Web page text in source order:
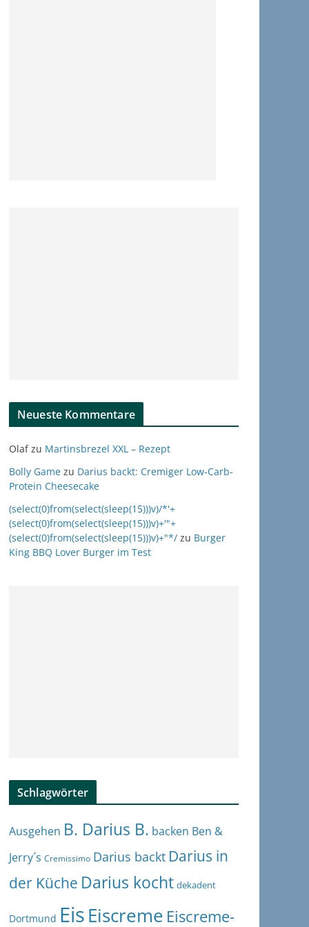
Neueste Kommentare
Olafzu Martinsbrezel XXL – Rezept
Bolly Game zu Darius backt: Cremiger Low-Carb-
Protein Cheesecake
(select(0)from(select(sleep(15)))v)/*'+
(select(0)from(select(sleep(15)))v)+'"+
(select(0)from(select(sleep(15)))v)+"*/ zu Burger
King BBQ Lover Burger im Test
Schlagwörter
Ausgehen B. Darius B. backen Ben &
Jerry´s Cremissimo Darius backt Darius in
der Küche Darius kocht dekadent
Dortmund EisEiscreme Eiscreme-